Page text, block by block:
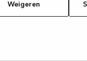
Weigeren